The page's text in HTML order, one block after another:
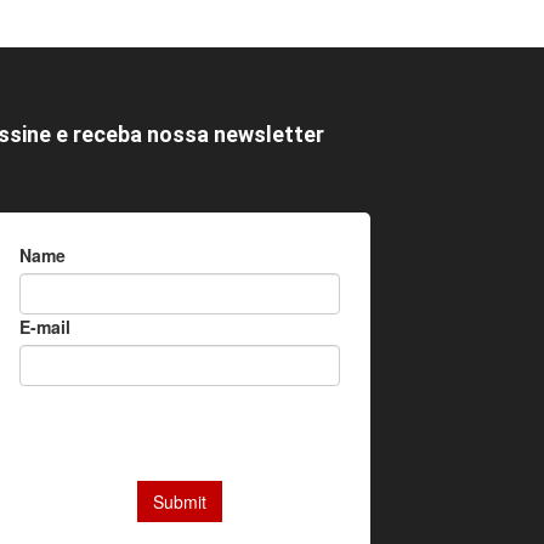
e receba nossa newsletter